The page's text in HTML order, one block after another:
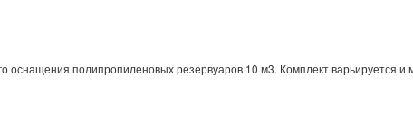
оснащения полипропиленовых резервуаров 10 м3. Комплект варьируется